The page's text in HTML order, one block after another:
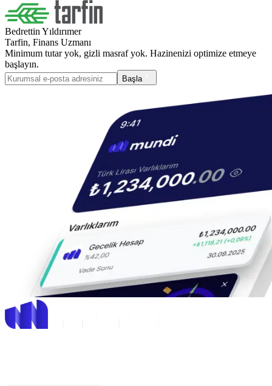
Bedrettin Yıldırımer
Tarfin, Finans Uzmanı
Minimum tutar yok, gizli masraf yok. Hazinenizi optimize etmeye
başlayın.
Başla